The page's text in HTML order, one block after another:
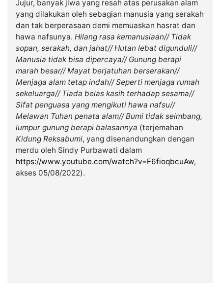
Jujur, banyak jiwa yang resah atas perusakan alam
yang dilakukan oleh sebagian manusia yang serakah
dan tak berperasaan demi memuaskan hasrat dan
hawa nafsunya. Hilang rasa kemanusiaan// Tidak
sopan, serakah, dan jahat// Hutan lebat digunduli//
Manusia tidak bisa dipercaya// Gunung berapi
marah besar// Mayat berjatuhan berserakan//
Menjaga alam tetap indah// Seperti menjaga rumah
sekeluarga// Tiada belas kasih terhadap sesama//
Sifat penguasa yang mengikuti hawa nafsu//
Melawan Tuhan penata alam// Bumi tidak seimbang,
lumpur gunung berapi balasannya (terjemahan
Kidung Reksabumi, yang disenandungkan dengan
merdu oleh Sindy Purbawati dalam
https://www.youtube.com/watch?v=F6fioqbcuAw,
akses 05/08/2022).